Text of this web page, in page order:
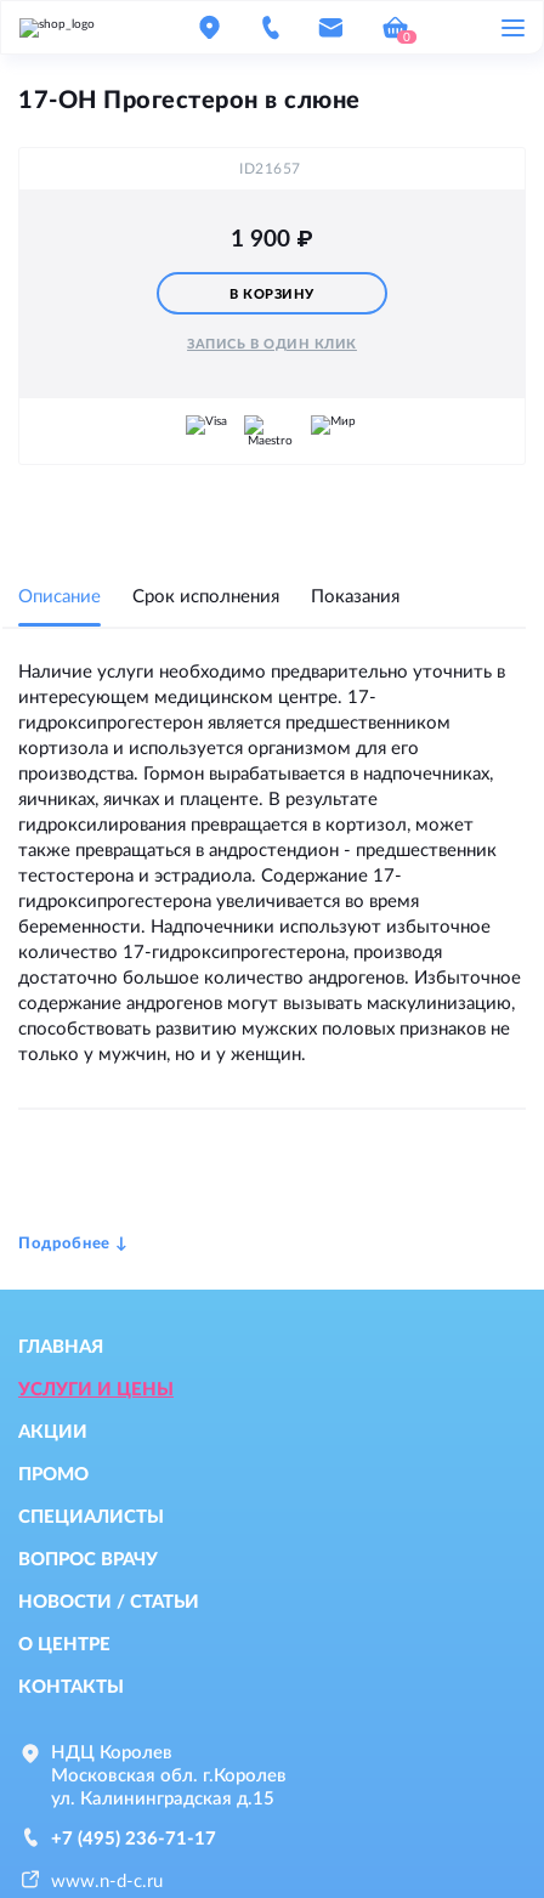
0
17-OH Прогестерон в слюне
ID21657
1 900 ₽
В КОРЗИНУ
ЗАПИСЬ В ОДИН КЛИК
Описание Срок исполнения Показания
Наличие услуги необходимо предварительно уточнить в
интересующем медицинском центре. 17-
гидроксипрогестерон является предшественником
кортизола и используется организмом для его
производства. Гормон вырабатывается в надпочечниках,
яичниках, яичках и плаценте. В результате
гидроксилирования превращается в кортизол, может
также превращаться в андростендион - предшественник
тестостерона и эстрадиола. Содержание 17-
гидроксипрогестерона увеличивается во время
беременности. Надпочечники используют избыточное
количество 17-гидроксипрогестерона, производя
достаточно большое количество андрогенов. Избыточное
содержание андрогенов могут вызывать маскулинизацию,
способствовать развитию мужских половых признаков не
только у мужчин, но и у женщин.
ГЛАВНАЯ
УСЛУГИ И ЦЕНЫ
АКЦИИ
ПРОМО
СПЕЦИАЛИСТЫ
ВОПРОС ВРАЧУ
НОВОСТИ / СТАТЬИ
О ЦЕНТРЕ
КОНТАКТЫ
НДЦ Королев
Московская обл. г.Королев
ул. Калининградская д.15
+7 (495) 236-71-17
www.n-d-c.ru